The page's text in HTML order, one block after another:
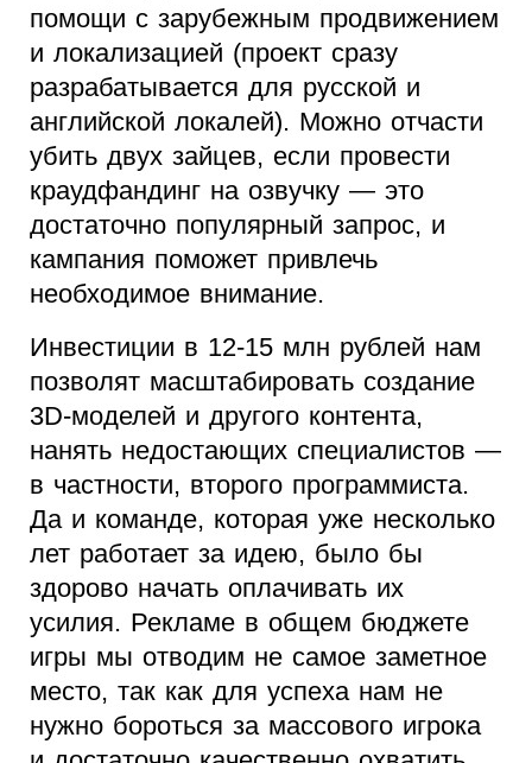
помощи с зарубежным продвижением
и локализацией (проект сразу
разрабатывается для русской и
английской локалей). Можно отчасти
убить двух зайцев, если провести
краудфандинг на озвучку — это
достаточно популярный запрос, и
кампания поможет привлечь
необходимое внимание.
Инвестиции в 12-15 млн рублей нам
позволят масштабировать создание
3D-моделей и другого контента,
нанять недостающих специалистов —
в частности, второго программиста.
Да и команде, которая уже несколько
лет работает за идею, было бы
здорово начать оплачивать их
усилия. Рекламе в общем бюджете
игры мы отводим не самое заметное
место, так как для успеха нам не
нужно бороться за массового игрока